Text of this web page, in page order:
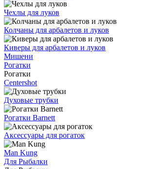
Чехлы для луков
Колчаны для арбалетов и луков
Киверы для арбалетов и луков
Мишени
Рогатки
Рогатки
Centershot
Духовые трубки
Рогатки Barnett
Аксессуары для рогаток
Man Kung
Для Рыбалки